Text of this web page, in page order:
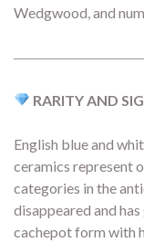
Wedgwood, and
RARITY AND
English blue and
ceramics represent
categories in the
disappeared and
cachepot form with